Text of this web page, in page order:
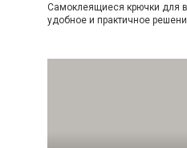
Самоклеящиеся крючки для
удобное и практичное